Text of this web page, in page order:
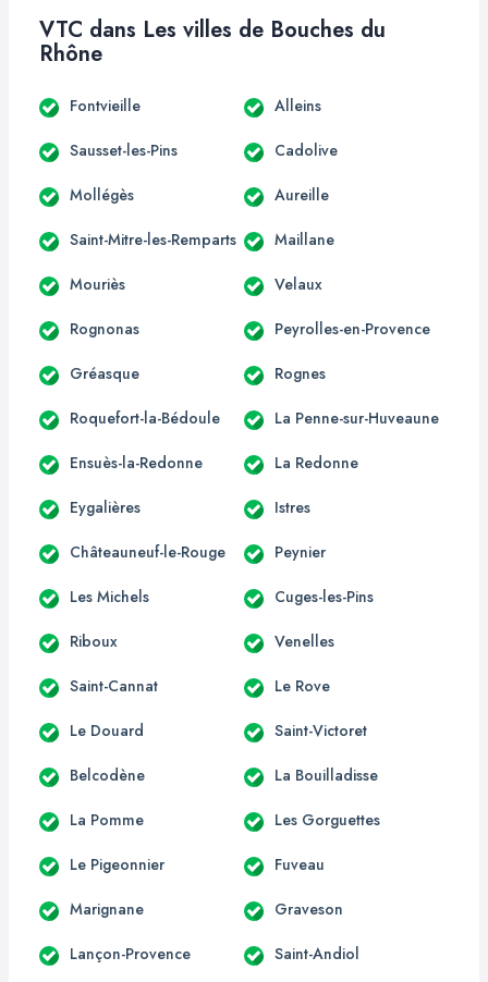
VTC dans Les villes de Bouches du
Rhône
Fontvieille Alleins
Sausset-les-Pins Cadolive
Mollégès Aureille
Saint-Mitre-les-Remparts Maillane
Mouriès Velaux
Rognonas Peyrolles-en-Provence
Gréasque Rognes
Roquefort-la-Bédoule La Penne-sur-Huveaune
Ensuès-la-Redonne La Redonne
Eygalières Istres
Châteauneuf-le-Rouge Peynier
Les Michels Cuges-les-Pins
Riboux Venelles
Saint-Cannat Le Rove
Le Douard Saint-Victoret
Belcodène La Bouilladisse
La Pomme Les Gorguettes
Le Pigeonnier Fuveau
Marignane Graveson
Lançon-Provence Saint-Andiol